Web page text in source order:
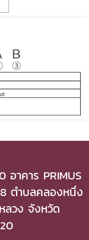
อาคาร PRIMUS
ตำบลคลองหนึ่ง
ลวง จังหวัด